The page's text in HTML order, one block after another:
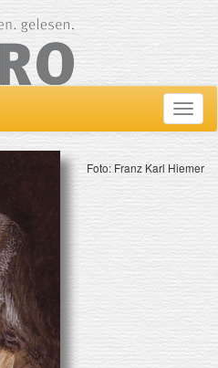
ein-/
Foto: Franz Karl Hiemer